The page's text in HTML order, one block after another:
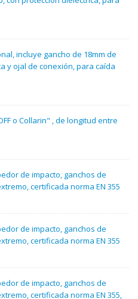
incluye gancho de 18mm de
y ojal de conexión, para caída
o Collarin" , de longitud entre
de impacto, ganchos de
certificada norma EN 355
de impacto, ganchos de
certificada norma EN 355
de impacto, ganchos de
certificada norma EN 355,